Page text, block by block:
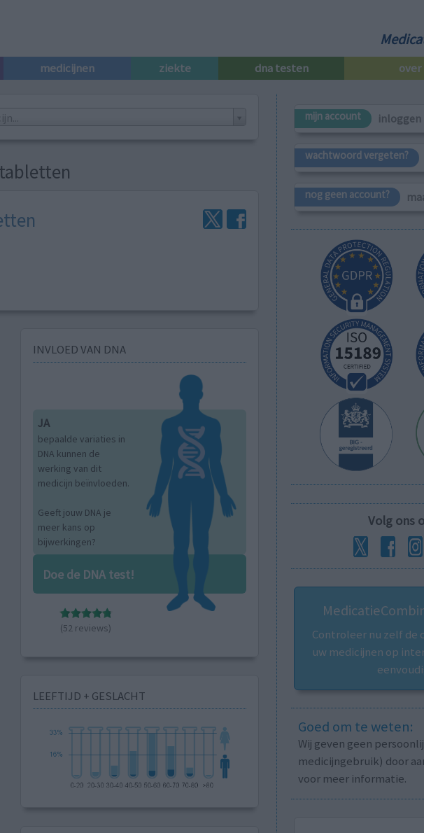
medicijnen ziekte dna testen
INVLOED VAN DNA
JA
bepaalde variaties in
DNA kunnen de
werking van dit
medicijn beïnvloeden.
Geeft jouw DNA je
meer kans op
bijwerkingen?
Doe de DNA test!
(52 reviews)
LEEFTIJD + GESLACHT
mijn account inloggen
wachtwoord vergeten?
nog geen account?
Volg ons
Controleer nu zelf de
uw medicijnen op
Goed om te weten:
Wij geven geen
medicijngebruik) door
voor meer informatie.